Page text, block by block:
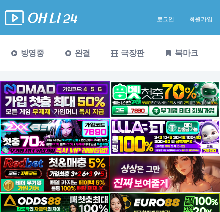
로그인 회원가입
방영중 완결 극장판 북마크